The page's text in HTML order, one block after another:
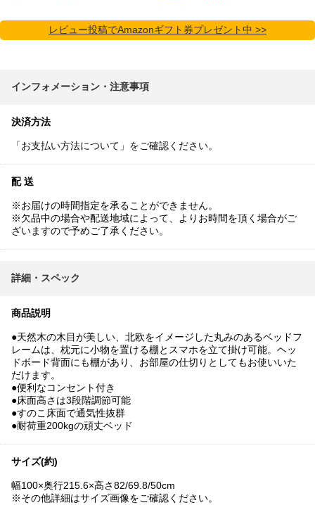
レビュー投稿でAmazonギフト券プレゼント中 >>
インフォメーション・注意事項
決済方法
「お支払い方法について」をご確認ください。
配 送
※お届けの時間指定を承ることができません。
※欠品中の場合や配送地域によって、よりお時間を頂く場合がご
ざいますので予めご了承ください。
詳細・スペック
商品説明
●天然木の木目が美しい、北欧をイメージした丸みのあるベッドフ
レームは、枕元に小物を置ける棚とスマホを立て掛け可能。ヘッ
ドボード背面にも棚があり、お部屋の仕切りとしてもお使いいた
だけます。
●便利なコンセント付き
●床面高さは3段階調節可能
●すのこ床面で通気性抜群
●耐荷重200kgの頑丈ベッド
サイズ(約)
幅100×奥行215.6×高さ82/69.8/50cm
※その他詳細はサイズ画像をご確認ください。